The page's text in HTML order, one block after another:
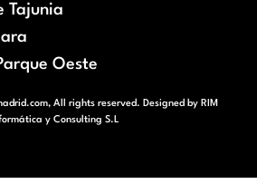
Tajunia
Oeste
All rights reserved. Designed by RIM
y Consulting S.L